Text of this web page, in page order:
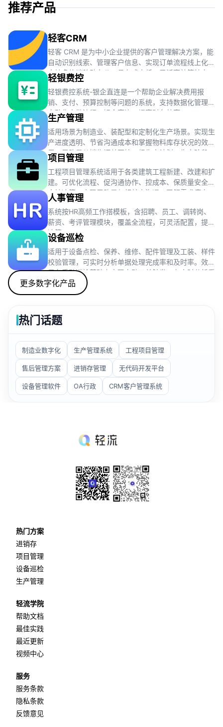
推荐产品
轻客CRM
轻客 CRM 是为中小企业提供的客户管理解决方案，能
自动识别线索、管理客户信息、实现订单流程线上化，
支持多终端移动办公，具有成本低、灵活高效等特点。
轻银费控
轻银费控系统-银企直连是一个帮助企业解决费用报
销、支付、预算控制等问题的系统，支持数据化管理、
自动化审批流程、银企直连，提高财务效率。
生产管理
适用场景为制造业、装配型和定制化生产场景。实现生
产进度透明、节省沟通成本和掌握物料库存状况的效
果。思路是从销售订单开始，经生产计划、生产阶段、
质量检验到库存管理，完成整个生产流程。
项目管理
工程项目管理系统适用于各类建筑工程新建、改建和扩
建。可优化流程、促沟通协作、控成本、保质量安全及
支持决策。实现思路是与相关方沟通，了解需求痛点，
收集整理数据，评估现有模式。
人事管理
系统按HR高频工作搭模板，含招聘、员工、调转岗、
薪资、考评管理模块，覆盖全流程，可灵活配置，提效
决策。
设备巡检
适用于设备点检、保养、维修、配件管理及工装、样件
校验管理，可实时分析单据处理完成率和及时率。效果
是在手动巡检基础上实现自动工单触发，有实时分析看
板。思路是维护台账、方案，生成工单并处理、统计相
关情况。
更多数字化产品
热门话题
制造业数字化 生产管理系统 工程项目管理
售后管理方案 进销存管理 无代码开发平台
设备管理软件 OA行政 CRM客户管理系统
热门方案
进销存
项目管理
设备巡检
生产管理
轻流学院
帮助文档
最佳实践
最近更新
视频中心
服务
服务条款
隐私条款
反馈意见